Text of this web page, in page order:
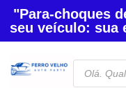
"Para-choques
seu veículo: sua